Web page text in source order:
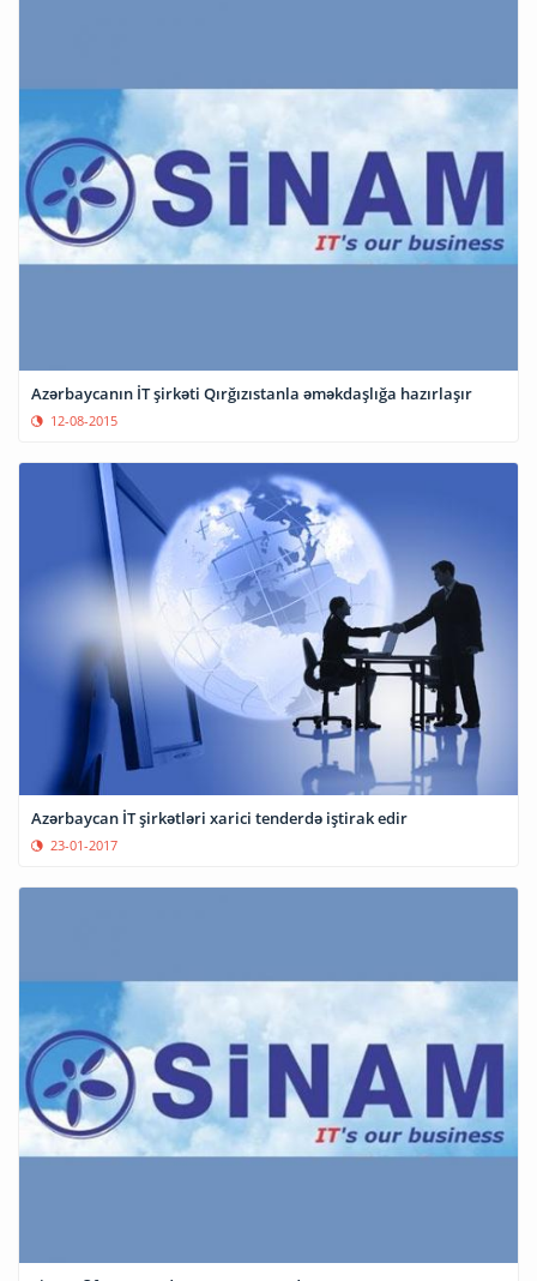
Azərbaycanın İT şirkəti Qırğızıstanla əməkdaşlığa hazırlaşır
12-08-2015
Azərbaycan İT şirkətləri xarici tenderdə iştirak edir
23-01-2017